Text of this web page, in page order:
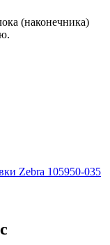
(наконечника)
Zebra 105950-035